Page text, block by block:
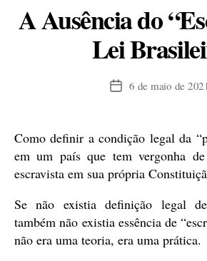
A Ausência do
Lei
Data6 de maio de
Como definir a condição legal da
em um país que tem vergonha
escravista em sua própria
Se não existia definição legal de
também não existia essência de
não era uma teoria, era uma prática.